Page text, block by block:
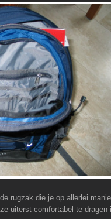
rugzak die je op allerlei
uiterst comfortabel te dragen